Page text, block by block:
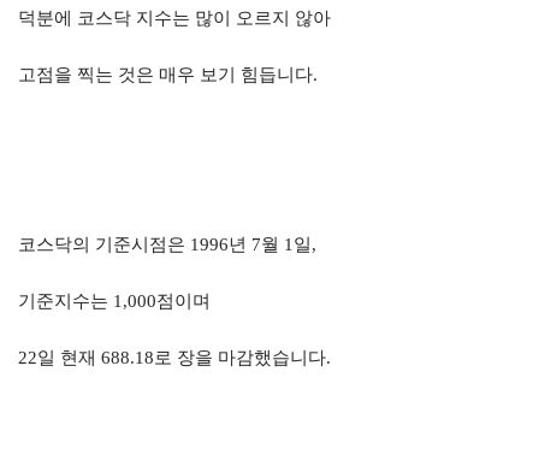
덕분에 코스닥 지수는 많이 오르지 않아
고점을 찍는 것은 매우 보기 힘듭니다.
코스닥의 기준시점은 1996년 7월 1 일,
기준지수는 1,000점이며
22일 현재 688.18로 장을 마감했습니다.